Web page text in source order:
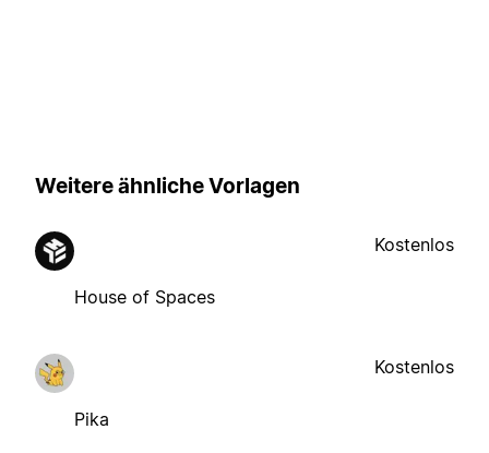
Weitere ähnliche Vorlagen
House of Spaces
Kostenlos
Pika
Kostenlos